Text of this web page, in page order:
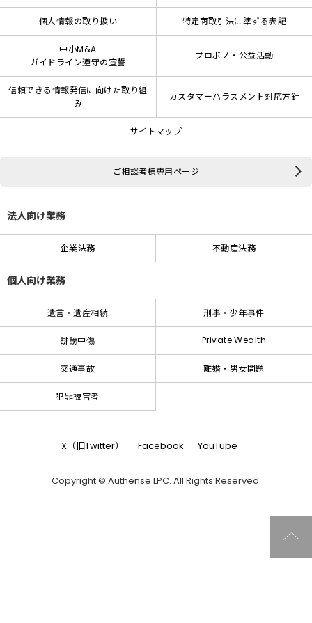
個人情報の取り扱い 特定商取引法に準ずる表記
中小M&A
ガイドライン遵守の宣誓
プロボノ・公益活動
信頼できる情報発信に向けた取り組
み
カスタマーハラスメント対応方針
サイトマップ
ご相談者様専用ページ
法人向け業務
企業法務 不動産法務
個人向け業務
遺言・遺産相続 刑事・少年事件
誹謗中傷 Private Wealth
交通事故 離婚・男女問題
犯罪被害者
X（旧Twitter） Facebook YouTube
Copyright © Authense LPC. All Rights Reserved.